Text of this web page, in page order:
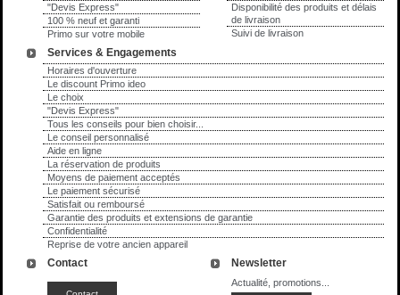
"Devis Express"
100 % neuf et garanti
Primo sur votre mobile
Disponibilité des produits et délais
de livraison
Suivi de livraison
Services & Engagements
Horaires d'ouverture
Le discount Primo ideo
Le choix
"Devis Express"
Tous les conseils pour bien choisir...
Le conseil personnalisé
Aide en ligne
La réservation de produits
Moyens de paiement acceptés
Le paiement sécurisé
Satisfait ou remboursé
Garantie des produits et extensions de garantie
Confidentialité
Reprise de votre ancien appareil
Contact Newsletter
Actualité, promotions...